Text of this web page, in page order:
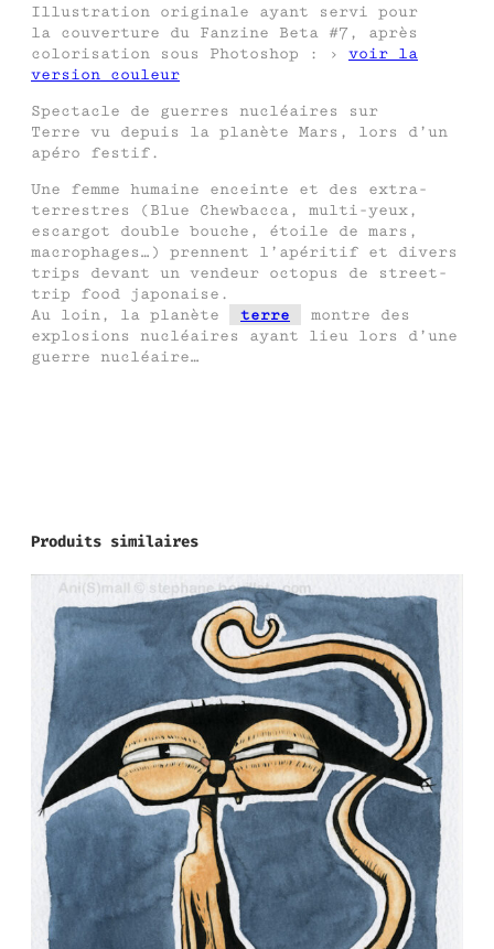
Illustration originale ayant servi pour
la couverture du Fanzine Beta #7, après
colorisation sous Photoshop : › voir la
version couleur
Spectacle de guerres nucléaires sur
Terre vu depuis la planète Mars, lors d’un
apéro festif.
Une femme humaine enceinte et des extra-
terrestres (Blue Chewbacca, multi-yeux,
escargot double bouche, étoile de mars,
macrophages…) prennent l’apéritif et divers
trips devant un vendeur octopus de street-
trip food japonaise.
Au loin, la planète
terre
montre des
explosions nucléaires ayant lieu lors d’une
guerre nucléaire…
Produits similaires